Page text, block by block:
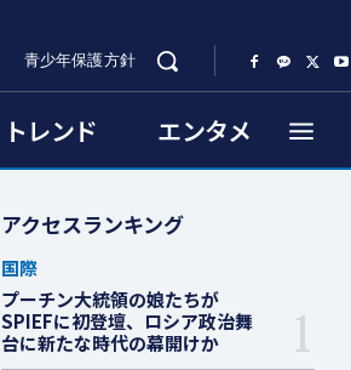
青少年保護方針
トレンド エンタメ
アクセスランキング
国際
プーチン大統領の娘たちが
SPIEFに初登壇、ロシア政治舞
台に新たな時代の幕開けか